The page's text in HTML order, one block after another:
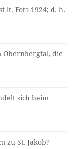
lt. Foto 1924; d. h.
Obernbergtal, die
sich beim
zu St. Jakob?